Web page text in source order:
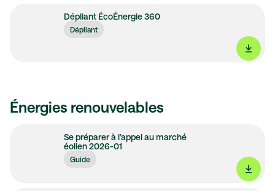
Dépliant ÉcoÉnergie 360
Dépliant
Énergies renouvelables
Se préparer à l’appel au marché
éolien 2026-01
Guide